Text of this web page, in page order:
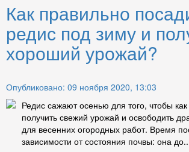
Как правильно
редис под зиму и
хороший урожай?
Опубликовано: 09 ноября 2020, 13:03
Редис сажают осенью для того, чтобы
получить свежий урожай и освободить
для весенних огородных работ. Время
зависимости от состояния почвы: она